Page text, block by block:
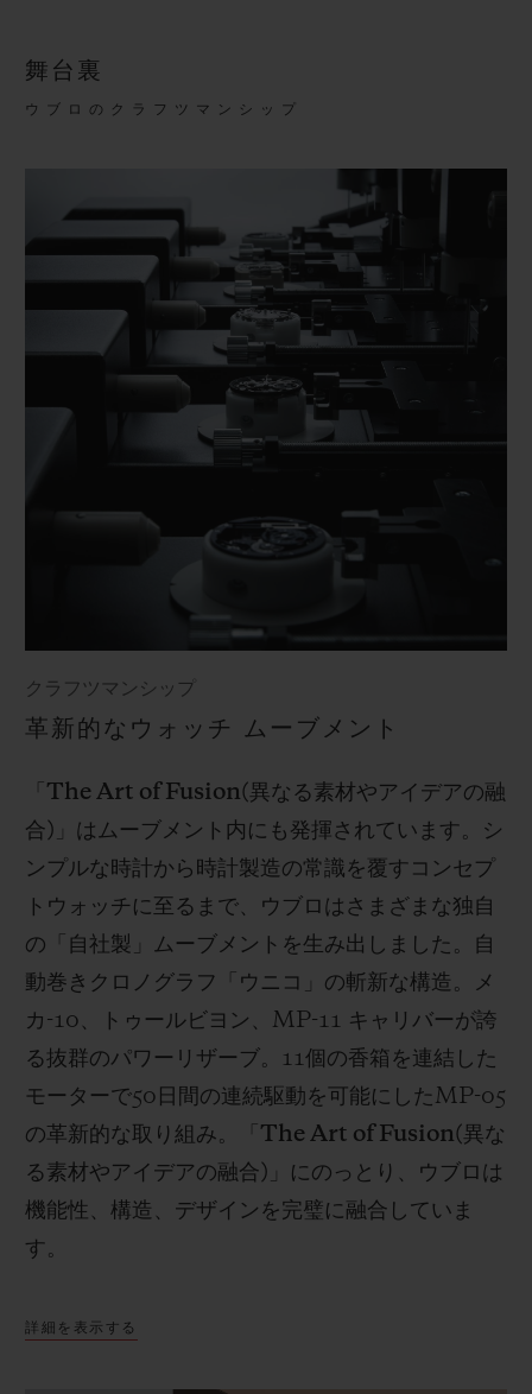
舞台裏
ウブロのクラフツマンシップ
クラフツマンシップ
革新的なウォッチ ムーブメント
The Art of Fusion(異なる素材やアイデアの融
合) 」はムーブメント内にも発揮されています。シ
ンプルな時計から時計製造の常識を覆すコンセプ
トウォッチに至るまで、ウブロはさまざまな独自
の「自社製」ムーブメントを生み出しました。自
動巻きクロノグラフ「ウニコ」の斬新な構造。メ
カ -10 、トゥールビヨン、 MP-11 キャリバーが誇
る抜群のパワーリザーブ。 11個の香箱を連結した
モーターで50 日間の連続駆動を可能にしたMP-05
の革新的な取り組み。「 The Art of Fusion(異な
る素材やアイデアの融合) 」にのっとり、ウブロは
機能性、構造、デザインを完璧に融合していま
す。
詳細を表示する